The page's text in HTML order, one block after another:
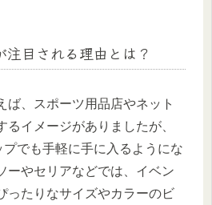
目される理由とは？
ば、スポーツ用品店やネット
イメージがありましたが、
でも手軽に手に入るようにな
ーやセリアなどでは、イベン
ったりなサイズやカラーのビ